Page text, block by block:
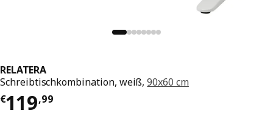
RELATERA
Schreibtischkombination, weiß,90x60 cm
€119,99
Preis € 119,99